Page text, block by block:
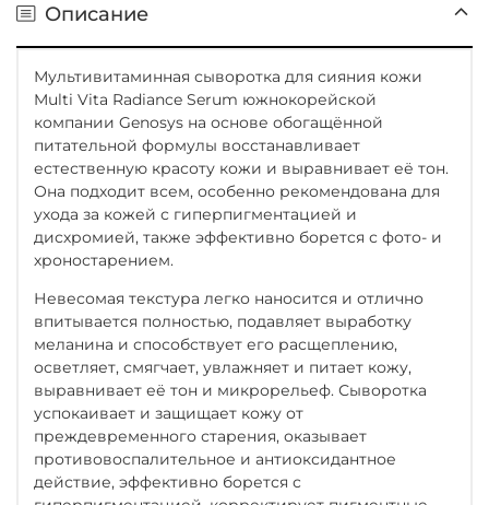
Описание
Мультивитаминная сыворотка для сияния кожи
Multi Vita Radiance Serum южнокорейской
компании Genosys на основе обогащённой
питательной формулы восстанавливает
естественную красоту кожи и выравнивает её тон.
Она подходит всем, особенно рекомендована для
ухода за кожей с гиперпигментацией и
дисхромией, также эффективно борется с фото- и
хроностарением.
Невесомая текстура легко наносится и отлично
впитывается полностью, подавляет выработку
меланина и способствует его расщеплению,
осветляет, смягчает, увлажняет и питает кожу,
выравнивает её тон и микрорельеф. Сыворотка
успокаивает и защищает кожу от
преждевременного старения, оказывает
противовоспалительное и антиоксидантное
действие, эффективно борется с